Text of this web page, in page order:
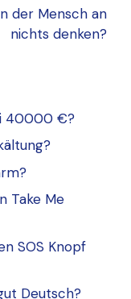
der Mensch an
nichts denken?
40000 €?
Take Me
SOS Knopf
Deutsch?